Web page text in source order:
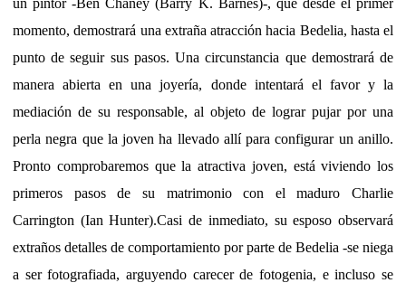
momento, demostrará una extraña atracción hacia Bedelia, hasta el
punto de seguir sus pasos. Una circunstancia que demostrará de
manera abierta en una joyería, donde intentará el favor y la
mediación de su responsable, al objeto de lograr pujar por una
perla negra que la joven ha llevado allí para configurar un anillo.
Pronto comprobaremos que la atractiva joven, está viviendo los
primeros pasos de su matrimonio con el maduro Charlie
Carrington (Ian Hunter).Casi de inmediato, su esposo observará
extraños detalles de comportamiento por parte de Bedelia -se niega
a ser fotografiada, arguyendo carecer de fotogenia, e incluso se